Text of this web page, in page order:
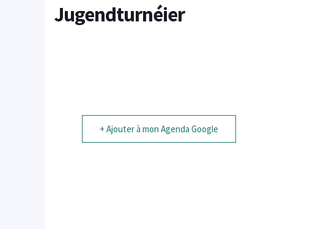
Jugendturnéier
+ Ajouter à mon Agenda Google